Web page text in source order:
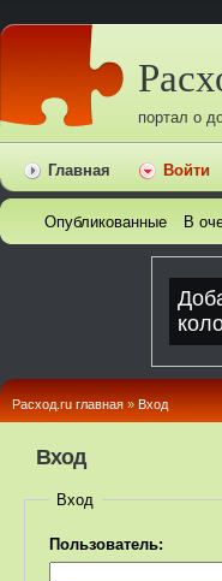
портал о
Главная Войти
Опубликованные В
Расход.ru главная » Вход
Вход
Вход
Пользователь: